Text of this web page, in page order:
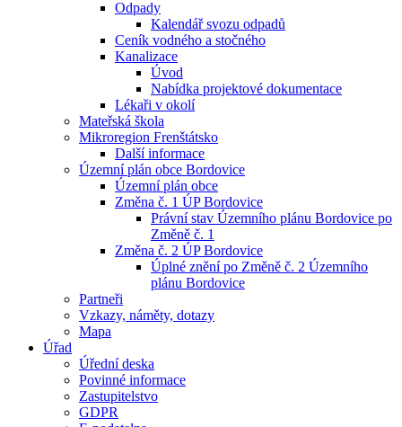
Odpady
Kalendář svozu odpadů
Ceník vodného a stočného
Kanalizace
Úvod
Nabídka projektové dokumentace
Lékaři v okolí
Mateřská škola
Mikroregion Frenštátsko
Další informace
Územní plán obce Bordovice
Územní plán obce
Změna č. 1 ÚP Bordovice
Právní stav Územního plánu Bordovice po
Změně č. 1
Změna č. 2 ÚP Bordovice
Úplné znění po Změně č. 2 Územního
plánu Bordovice
Partneři
Vzkazy, náměty, dotazy
Mapa
Úřad
Úřední deska
Povinné informace
Zastupitelstvo
GDPR